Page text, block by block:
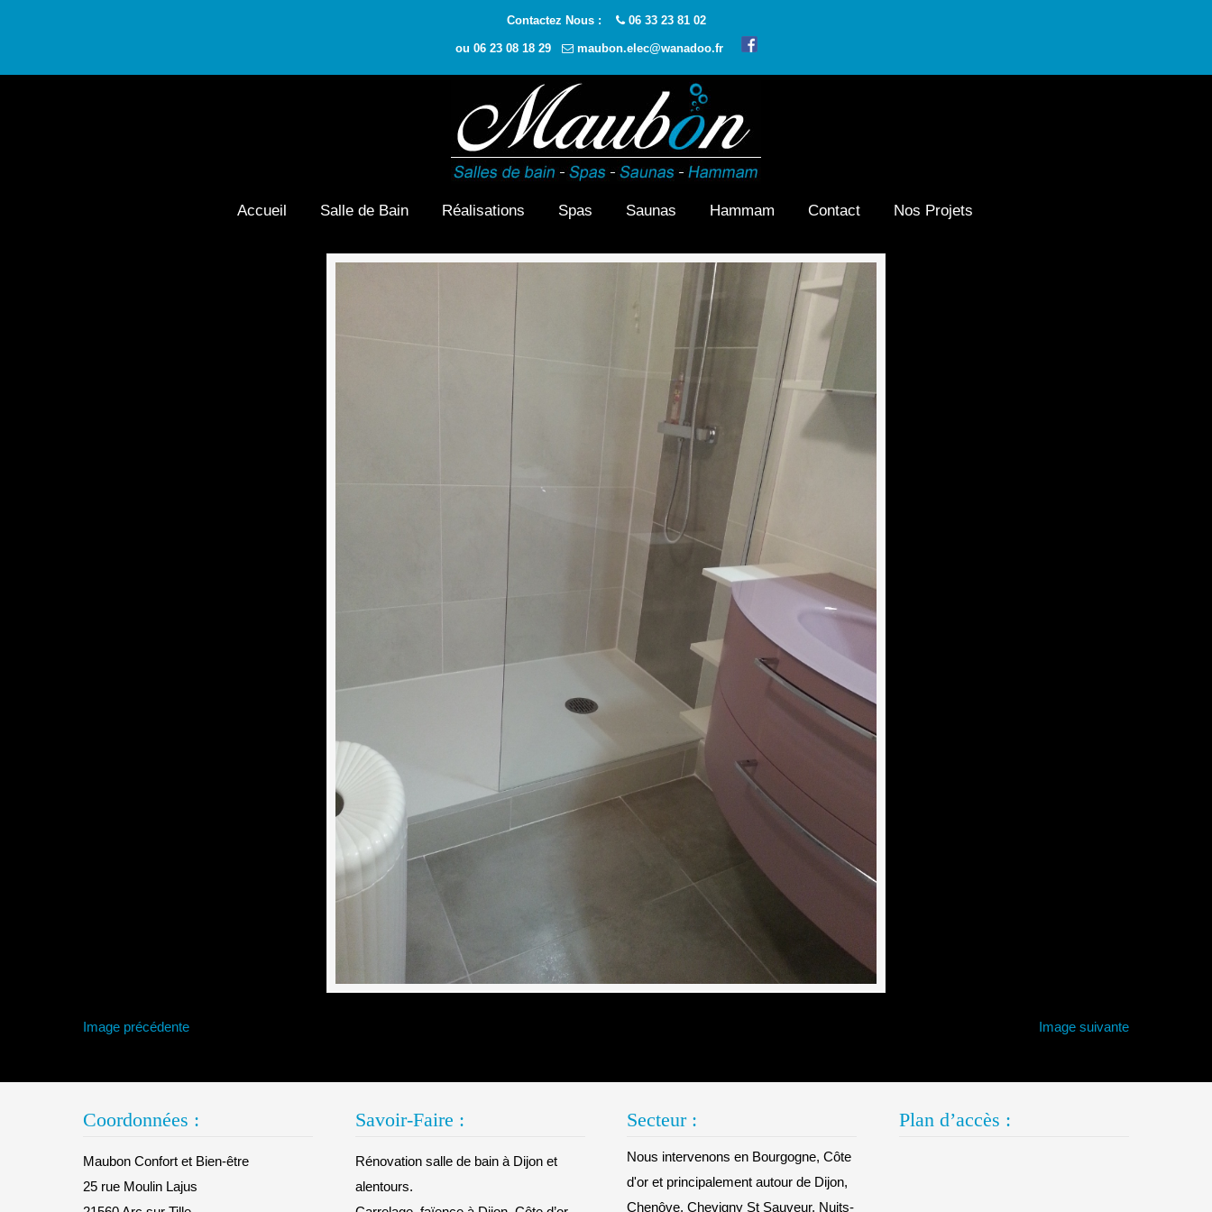
Contactez Nous : 06 33 23 81 02
ou 06 23 08 18 29 maubon.elec@wanadoo.fr
Accueil Salle de Bain Réalisations Spas Saunas Hammam Contact Nos Projets
Image précédente Image suivante
Coordonnées :
Maubon Confort et Bien-être
25 rue Moulin Lajus
Savoir-Faire :
Rénovation salle de bain à Dijon et
alentours.
Secteur :
Nous intervenons en Bourgogne, Côte
d'or et principalement autour de Dijon,
Chenôve, Chevigny St Sauveur, Nuits-
Plan d’accès :